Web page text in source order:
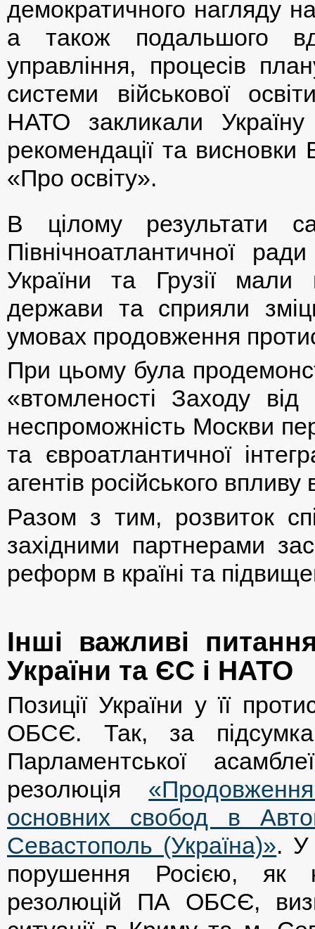
демократичного нагляду
а також подальшого
управління, процесів
системи військової
НАТО закликали
рекомендації та висновки
«Про освіту».
В цілому результати
Північноатлантичної
України та Грузії
держави та сприяли
умовах продовження
При цьому була
«втомленості Заходу
неспроможність Москви
та євроатлантичної
агентів російського
Разом з тим, розвиток
західними партнерами
реформ в країні та
Інші важливі
України та ЄС і НАТО
Позиції України у її
ОБСЄ. Так, за
Парламентської
резолюція
основних свобод в
Севастополь (Україна)». У
порушення Росією, як
резолюцій ПА ОБСЄ,